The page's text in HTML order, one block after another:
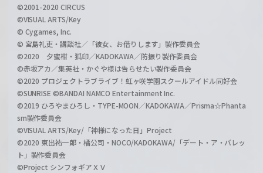
©2001-2020 CIRCUS
©VISUAL ARTS/Key
© Cygames, Inc.
© 宮島礼吏・講談社／「彼女、お借りします」製作委員会
©2020 夕蜜柑・狐印／KADOKAWA／防振り製作委員会
©赤坂アカ／集英社・かぐや様は告らせたい製作委員会
©2020 プロジェクトラブライブ！虹ヶ咲学園スクールアイドル同好会
©SUNRISE ©BANDAI NAMCO Entertainment Inc.
©2019 ひろやまひろし・TYPE-MOON／KADOKAWA／Prisma☆Phanta
sm製作委員会
©VISUAL ARTS/Key/「神様になった日」Project
©2020 東出祐一郎・橘公司・NOCO/KADOKAWA/「デート・ア・バレッ
ト」製作委員会
©Project シンフォギアＸＶ